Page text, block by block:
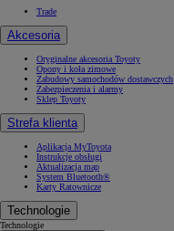
Trade
Akcesoria
Oryginalne akcesoria Toyoty
Opony i koła zimowe
Zabudowy samochodów dostawczych
Zabezpieczenia i alarmy
Sklep Toyoty
Strefa klienta
Aplikacja MyToyota
Instrukcje obsługi
Aktualizacja map
System Bluetooth®
Karty Ratownicze
Technologie
Technologie